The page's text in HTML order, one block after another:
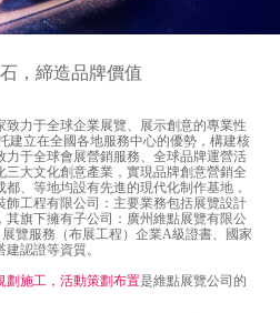
，締造品牌價值
力于全球企業展覽、展示創意的專業性
建立在全國各地服務中心的優勢，構建核
于全球會展營銷服務、全球品牌運營活
大文化創意產業，實現品牌創意營銷全
、等地均設有先進的現代化制作基地，
工程有限公司：主要業務包括展覽設計
旗下擁有子公司：廣州維點展覽有限公
覽服務（布展工程）企業A級證書、國家
認證等資質。
劃施工，活動策劃布置是維點展覽公司的